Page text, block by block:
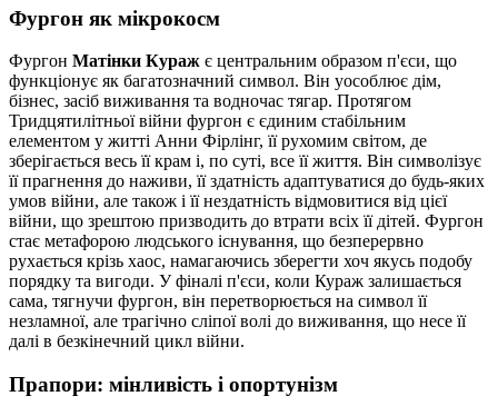
Фургон як мікрокосм
Фургон Матінки Кураж є центральним образом п'єси, що
функціонує як багатозначний символ. Він уособлює дім,
бізнес, засіб виживання та водночас тягар. Протягом
Тридцятилітньої війни фургон є єдиним стабільним
елементом у житті Анни Фірлінг, її рухомим світом, де
зберігається весь її крам і, по суті, все її життя. Він символізує
її прагнення до наживи, її здатність адаптуватися до будь-яких
умов війни, але також і її нездатність відмовитися від цієї
війни, що зрештою призводить до втрати всіх її дітей. Фургон
стає метафорою людського існування, що безперервно
рухається крізь хаос, намагаючись зберегти хоч якусь подобу
порядку та вигоди. У фіналі п'єси, коли Кураж залишається
сама, тягнучи фургон, він перетворюється на символ її
незламної, але трагічно сліпої волі до виживання, що несе її
далі в безкінечний цикл війни.
Прапори: мінливість і опортунізм